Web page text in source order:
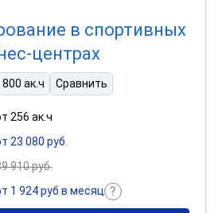
в спортивных
центрах
800 ак.ч Сравнить
256 ак.ч
23 080 руб.
910 руб.
1 924 руб в месяц